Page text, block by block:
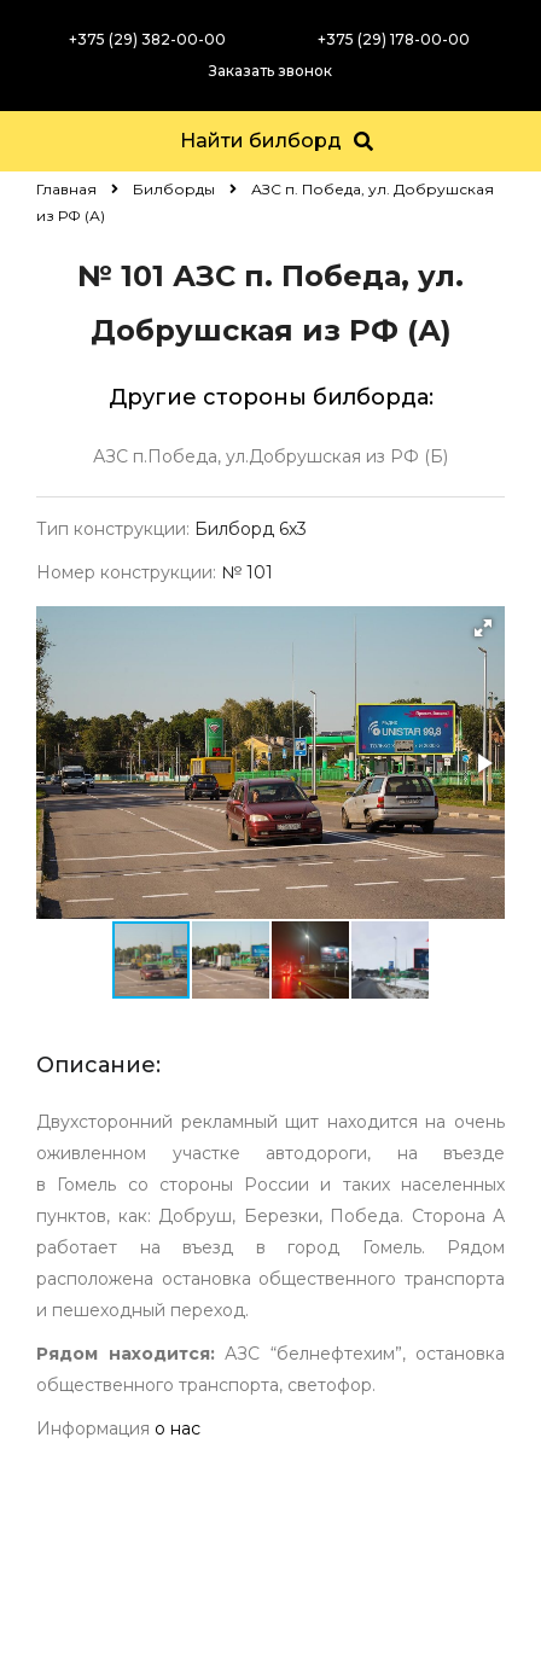
+375 (29) 382-00-00
+375 (29) 178-00-00
Заказать звонок
Найти билборд
Главная Билборды
АЗС п. Победа, ул. Добрушская
из РФ (А)
№ 101 АЗС п. Победа, ул.
Добрушская из РФ (А)
Другие стороны билборда:
АЗС п.Победа, ул.Добрушская из РФ (Б)
Тип конструкции: Билборд 6х3
Номер конструкции: № 101
Описание:
Двухсторонний рекламный щит находится на очень
оживленном участке автодороги, на въезде
в Гомель со стороны России и таких населенных
пунктов, как: Добруш, Березки, Победа. Сторона А
работает на въезд в город Гомель. Рядом
расположена остановка общественного транспорта
и пешеходный переход.
Рядом находится:АЗС “белнефтехим”, остановка
общественного транспорта, светофор.
Информация о нас